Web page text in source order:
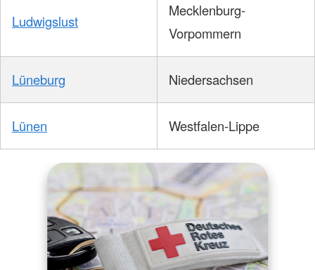
Ludwigslust
Mecklenburg-
Vorpommern
Lüneburg Niedersachsen
Lünen Westfalen-Lippe